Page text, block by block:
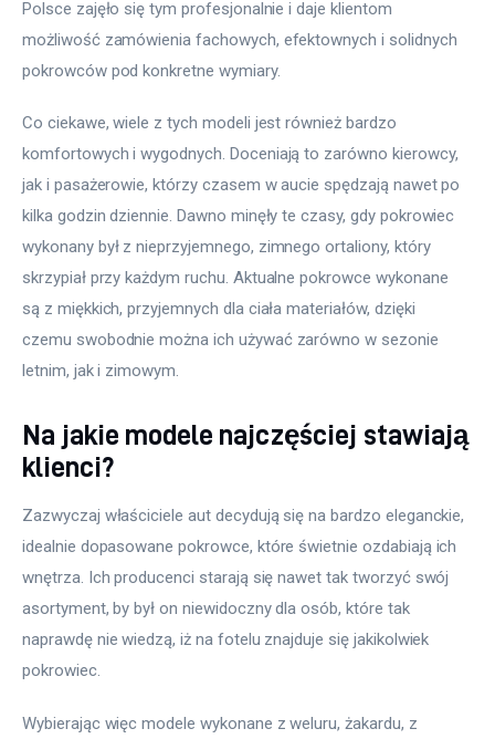
Polsce zajęło się tym profesjonalnie i daje klientom
możliwość zamówienia fachowych, efektownych i solidnych
pokrowców pod konkretne wymiary.
Co ciekawe, wiele z tych modeli jest również bardzo
komfortowych i wygodnych. Doceniają to zarówno kierowcy,
jak i pasażerowie, którzy czasem w aucie spędzają nawet po
kilka godzin dziennie. Dawno minęły te czasy, gdy pokrowiec
wykonany był z nieprzyjemnego, zimnego ortaliony, który
skrzypiał przy każdym ruchu. Aktualne pokrowce wykonane
są z miękkich, przyjemnych dla ciała materiałów, dzięki
czemu swobodnie można ich używać zarówno w sezonie
letnim, jak i zimowym.
Na jakie modele najczęściej stawiają
klienci?
Zazwyczaj właściciele aut decydują się na bardzo eleganckie,
idealnie dopasowane pokrowce, które świetnie ozdabiają ich
wnętrza. Ich producenci starają się nawet tak tworzyć swój
asortyment, by był on niewidoczny dla osób, które tak
naprawdę nie wiedzą, iż na fotelu znajduje się jakikolwiek
pokrowiec.
Wybierając więc modele wykonane z weluru, żakardu, z